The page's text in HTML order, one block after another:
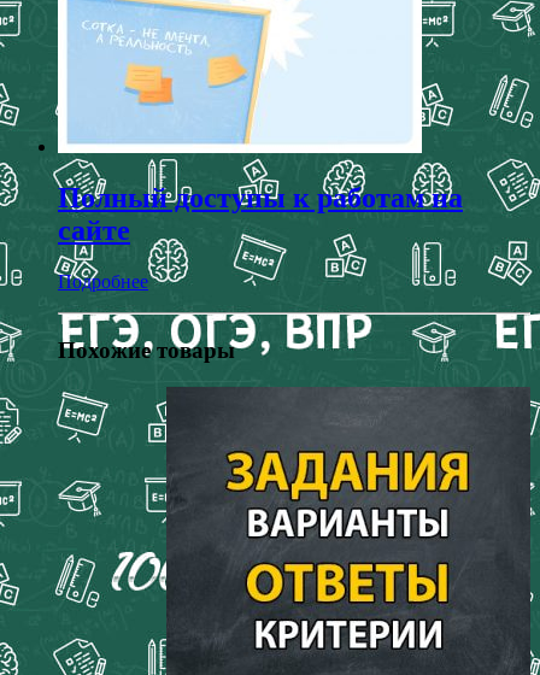
Полный доступы к работам на
сайте
Подробнее
Похожие товары